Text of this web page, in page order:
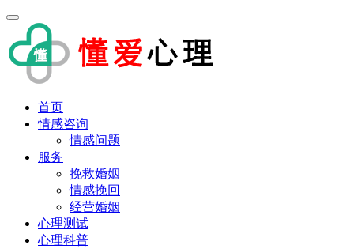
首页
情感咨询
情感问题
服务
挽救婚姻
情感挽回
经营婚姻
心理测试
心理科普